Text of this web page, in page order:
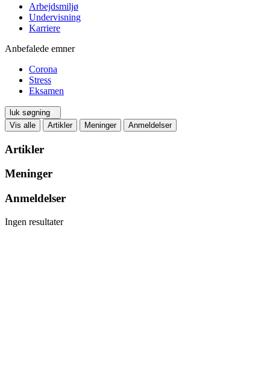
Arbejdsmiljø
Undervisning
Karriere
Anbefalede emner
Corona
Stress
Eksamen
luk søgning
Vis alle
Artikler Meninger Anmeldelser
Artikler
Meninger
Anmeldelser
Ingen resultater